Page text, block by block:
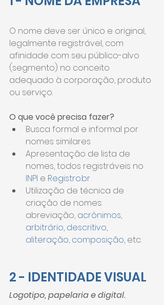
O nome deve ser único e original,
legalmente registrável, com
afinidade com seu público-alvo
(segmento) no conceito
adequado à corporação, produto
ou serviço.
O que você precisa fazer?
Busca formal e informal por
nomes similares
Apresentação de lista de
nomes, todos registráveis no
INPI e Registro.br
Utilização de técnica de
criação de nomes:
abreviação, acrônimos,
arbitrário, descritivo,
aliteração, composição, etc.
2 - IDENTIDADE VISUAL
Logotipo, papelaria e digital.